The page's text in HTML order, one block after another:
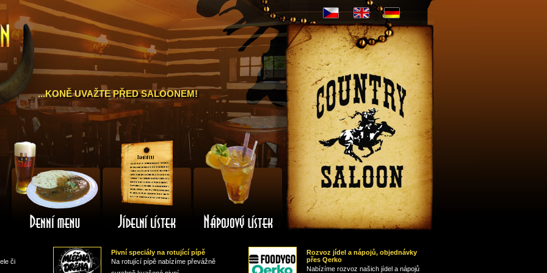
EN
či
Pivní speciály na rotující pípě
Na rotující pípě nabízíme převážně
Rozvoz jídel a nápojů, objednávky
přes Qerko
Nabízíme rozvoz našich jídel a nápojů
Denní
menu
Nápojový
lístek
...KONĚ UVAŽTE PŘED SALOONEM!